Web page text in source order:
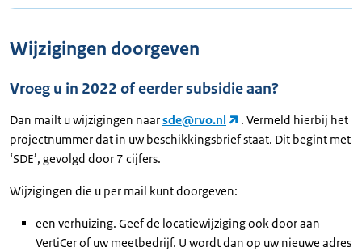
Wijzigingen doorgeven
Vroeg u in 2022 of eerder subsidie aan?
Dan mailt u wijzigingen naarsde@rvo.nl
. Vermeld hierbij het
projectnummer dat in uw beschikkingsbrief staat. Dit begint met
‘SDE’, gevolgd door 7 cijfers.
Wijzigingen die u per mail kunt doorgeven:
een verhuizing. Geef de locatiewijziging ook door aan
VertiCer of uw meetbedrijf. U wordt dan op uw nieuwe adres